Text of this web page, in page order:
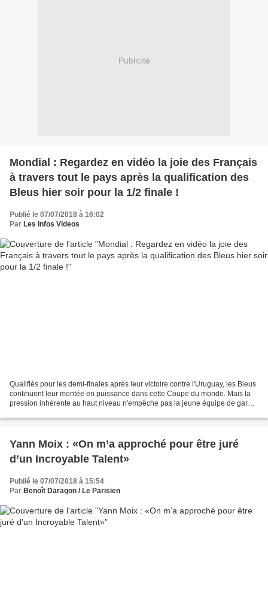
Publicité
Mondial : Regardez en vidéo la joie des Français
à travers tout le pays après la qualification des
Bleus hier soir pour la 1/2 finale !
Publié le 07/07/2018 à 16:02
Par Les Infos Videos
Qualifiés pour les demi-finales après leur victoire contre l'Uruguay, les Bleus
continuent leur montée en puissance dans cette Coupe du monde. Mais la
pression inhérente au haut niveau n'empêche pas la jeune équipe de garder
Yann Moix : «On m’a approché pour être juré
d’un Incroyable Talent»
Publié le 07/07/2018 à 15:54
Par Benoît Daragon / Le Parisien